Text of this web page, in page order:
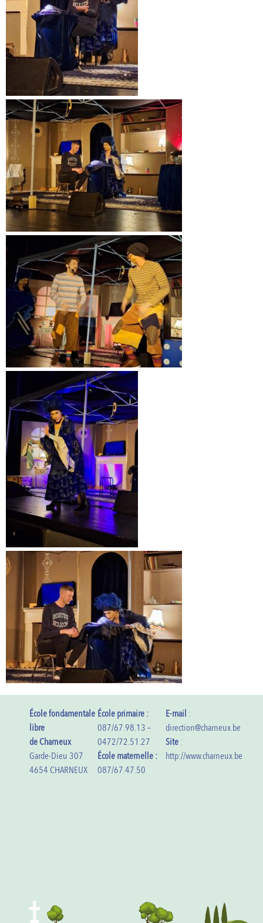
École fondamentale
libre
de Charneux
Garde-Dieu 307
4654 CHARNEUX
École primaire :
087/67.98.13 –
0472/72.51.27
École maternelle :
087/67.47.50
E-mail :
direction@charneux.be
Site:
http://www.charneux.be